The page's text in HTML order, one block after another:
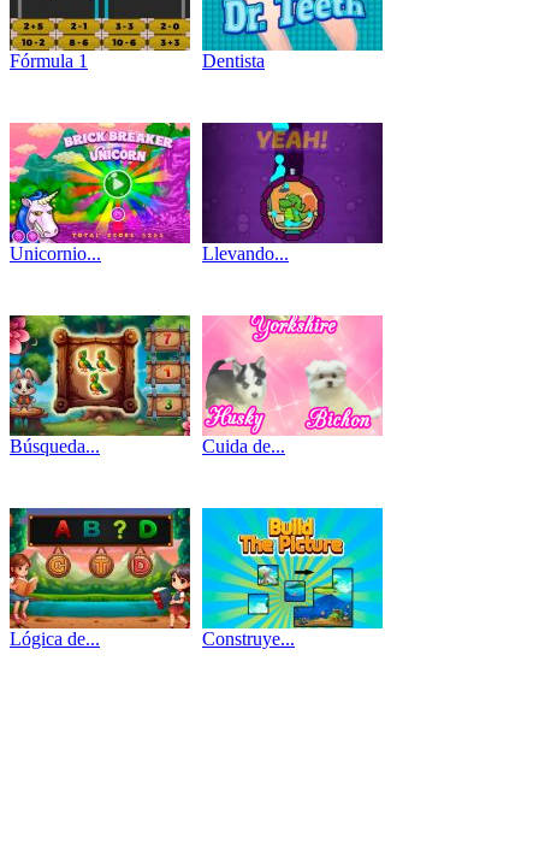
Fórmula 1 Dentista
Unicornio... Llevando...
Búsqueda... Cuida de...
Lógica de... Construye...